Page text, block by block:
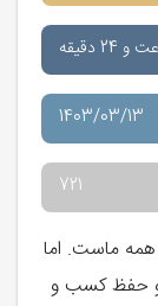
1403/03/13
721
ماست. اما
و حفظ کسب و